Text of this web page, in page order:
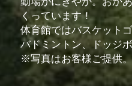
くっています！
体育館ではバスケット
バドミントン、ドッジ
※写真はお客様ご提供。